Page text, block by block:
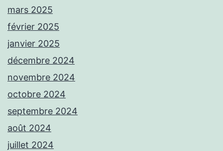
mars 2025
février 2025
janvier 2025
décembre 2024
novembre 2024
octobre 2024
septembre 2024
août 2024
juillet 2024